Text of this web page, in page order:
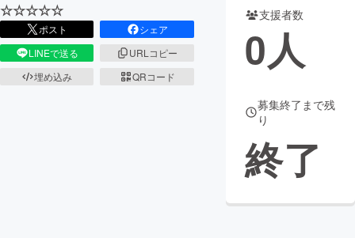
まちづくり・地域活性化
CAMPFIRE for Social Good
CAMPFIRE Creation
☆☆☆☆☆
ポスト
シェア
LINEで送る
URLコピー
埋め込み
QRコード
支援者数
0人
募集終了まで残
り
終了